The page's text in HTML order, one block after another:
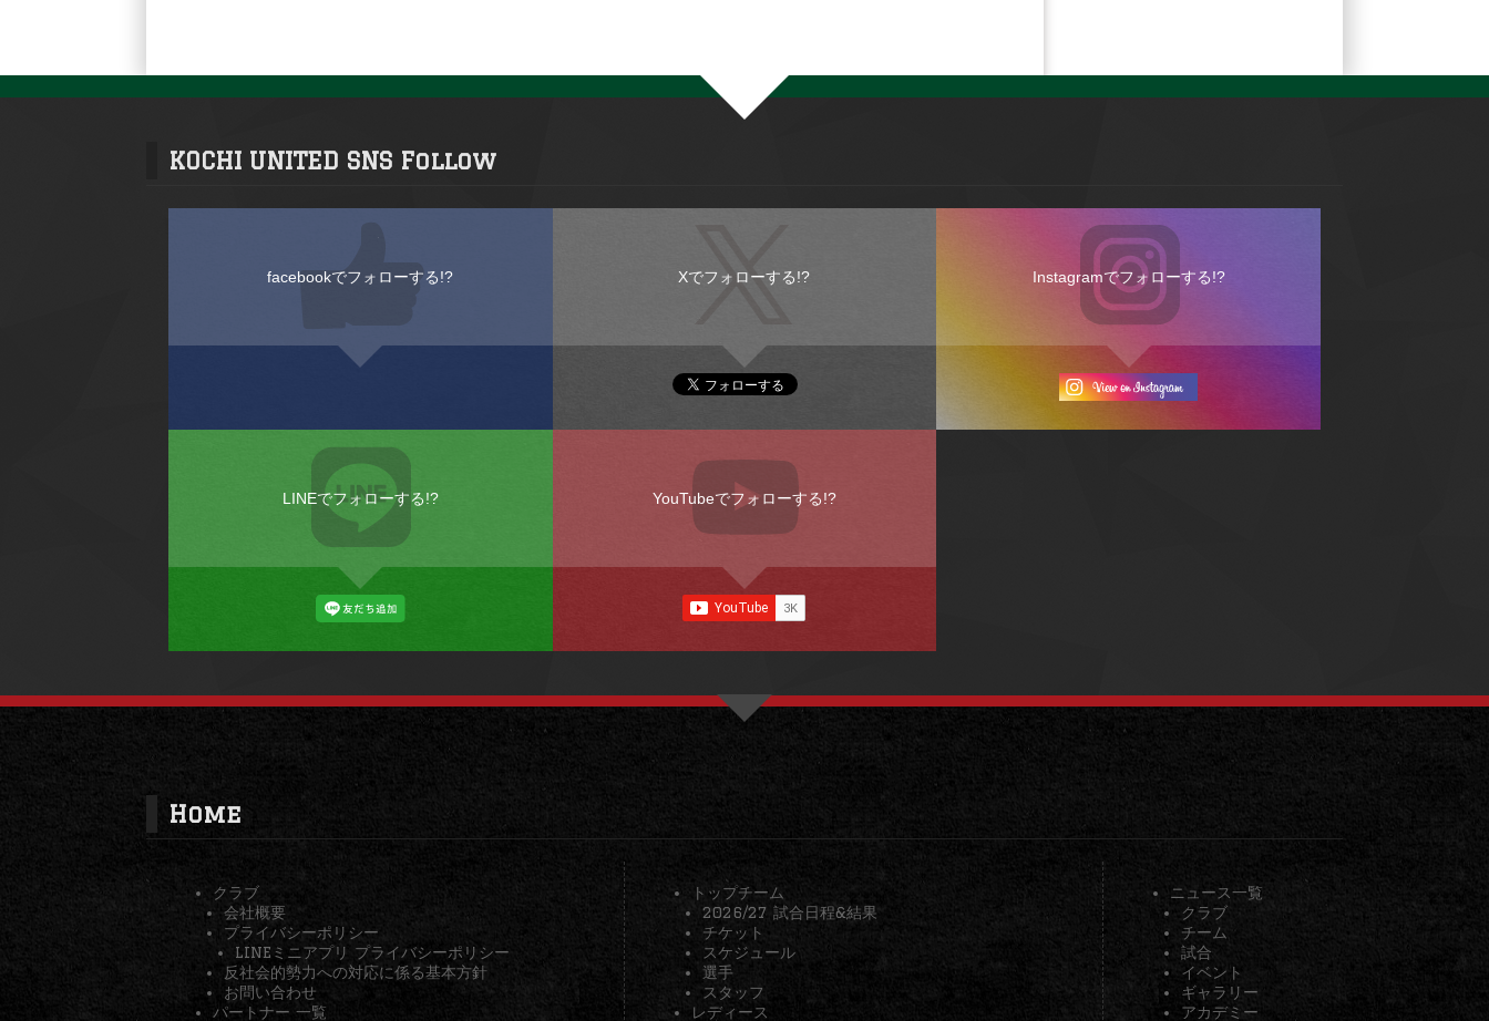
KOCHI UNITED SNS Follow
facebookでフォローする!? Xでフォローする!? Instagramでフォローする!?
LINEでフォローする!? YouTubeでフォローする!?
Home
クラブ
会社概要
プライバシーポリシー
LINEミニアプリ プライバシーポリシー
反社会的勢力への対応に係る基本方針
お問い合わせ
パートナー 一覧
トップチーム
2026/27 試合日程&結果
チケット
スケジュール
選手
スタッフ
レディース
ニュース一覧
クラブ
チーム
試合
イベント
ギャラリー
アカデミー